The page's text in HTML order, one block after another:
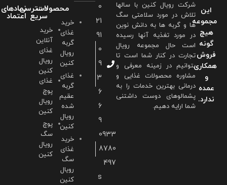
این
مجموعه
هیچ
گونه
فروش
همکاری
و
عمده
ندارد.
شرکت رویال کنین با سالها
تلاش در مورد سلامتی سگ
ها و گربه ها به دانش نوین
در مورد تغذیه آنها رسیده
است حال مجموعه رویال
تجارت در کنار شما است تا
بتوانیم در زمینه معرفی و
مشاوره محصولات غذایی و
درمانی بهترین خدمات را به
پشمالوهای دوست داشتنی
شما ارايه دهیم.
0
21
91
0
9
3
6
6
9
0933
8780
497
s
محصولات
خرید
غذای
گربه
رویال
کنین
غذای
گربه
عقیم
شده
رویال
کنین
خرید
غذای
سگ
رویال
کنین
دسترسی
سریع
خرید
آنلاین
غذای
رویال
کنین
غذای
پوچ
رویال
کنین
پوچ
سگ
رویال
کنین
نمادهای
اعتماد